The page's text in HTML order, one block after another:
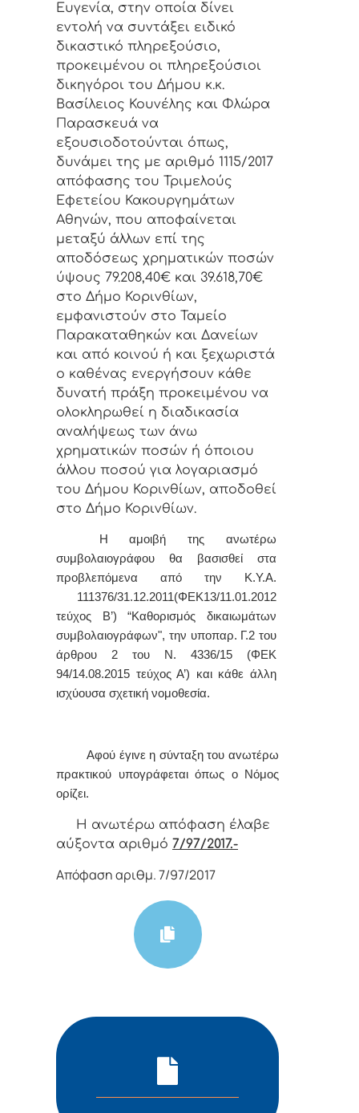
Ευγενία, στην οποία δίνει
εντολή να συντάξει ειδικό
δικαστικό πληρεξούσιο,
προκειμένου οι πληρεξούσιοι
δικηγόροι του Δήμου κ.κ.
Βασίλειος Κουνέλης και Φλώρα
Παρασκευά να
εξουσιοδοτούνται όπως,
δυνάμει της με αριθμό 1115/2017
απόφασης του Τριμελούς
Εφετείου Κακουργημάτων
Αθηνών, που αποφαίνεται
μεταξύ άλλων επί της
αποδόσεως χρηματικών ποσών
ύψους 79.208,40€ και 39.618,70€
στο Δήμο Κορινθίων,
εμφανιστούν στο Ταμείο
Παρακαταθηκών και Δανείων
και από κοινού ή και ξεχωριστά
ο καθένας ενεργήσουν κάθε
δυνατή πράξη προκειμένου να
ολοκληρωθεί η διαδικασία
αναλήψεως των άνω
χρηματικών ποσών ή όποιου
άλλου ποσού για λογαριασμό
του Δήμου Κορινθίων, αποδοθεί
στο Δήμο Κορινθίων.
Η αμοιβή της ανωτέρω
συμβολαιογράφου θα βασισθεί στα
προβλεπόμενα από την Κ.Υ.Α.
111376/31.12.2011(ΦΕΚ13/11.01.2012
τεύχος Β’) “Καθορισμός δικαιωμάτων
συμβολαιογράφων", την υποπαρ. Γ.2 του
άρθρου 2 του Ν. 4336/15 (ΦΕΚ
94/14.08.2015 τεύχος Α’) και κάθε άλλη
ισχύουσα σχετική νομοθεσία.
Αφoύ έγιvε η σύvταξη τoυ αvωτέρω
πρακτικoύ υπoγράφεται όπως o Νόμoς
oρίζει.
Η αvωτέρω απόφαση έλαβε
αύξοντα αριθμό 7/97/2017.-
Απόφαση αριθμ. 7/97/2017